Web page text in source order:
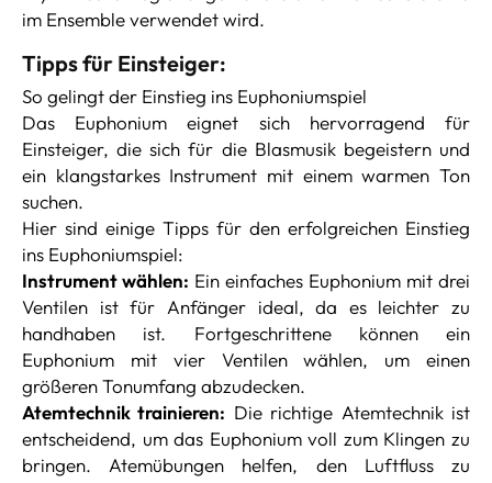
im Ensemble verwendet wird.
Tipps für Einsteiger:
So gelingt der Einstieg ins Euphoniumspiel
Das Euphonium eignet sich hervorragend für
Einsteiger, die sich für die Blasmusik begeistern und
ein klangstarkes Instrument mit einem warmen Ton
suchen.
Hier sind einige Tipps für den erfolgreichen Einstieg
ins Euphoniumspiel:
Instrument wählen: Ein einfaches Euphonium mit drei
Ventilen ist für Anfänger ideal, da es leichter zu
handhaben ist. Fortgeschrittene können ein
Euphonium mit vier Ventilen wählen, um einen
größeren Tonumfang abzudecken.
Atemtechnik trainieren: Die richtige Atemtechnik ist
entscheidend, um das Euphonium voll zum Klingen zu
bringen. Atemübungen helfen, den Luftfluss zu